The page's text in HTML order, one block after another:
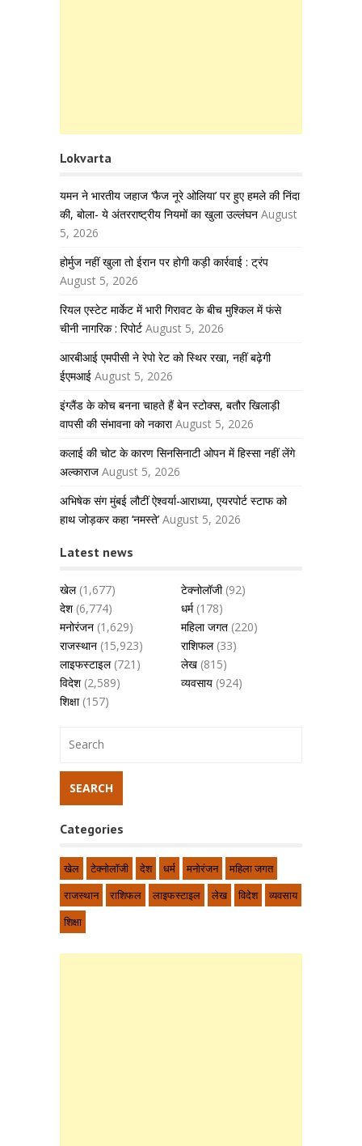
Lokvarta
यमन ने भारतीय जहाज ‘फैज नूरे ओलिया’ पर हुए हमले की निंदा
की, बोला- ये अंतरराष्ट्रीय नियमों का खुला उल्लंघन August
5, 2026
होर्मुज नहीं खुला तो ईरान पर होगी कड़ी कार्रवाई : ट्रंप
August 5, 2026
रियल एस्टेट मार्केट में भारी गिरावट के बीच मुश्किल में फंसे
चीनी नागरिक : रिपोर्ट August 5, 2026
आरबीआई एमपीसी ने रेपो रेट को स्थिर रखा, नहीं बढ़ेगी
ईएमआई August 5, 2026
इंग्लैंड के कोच बनना चाहते हैं बेन स्टोक्स, बतौर खिलाड़ी
वापसी की संभावना को नकारा August 5, 2026
कलाई की चोट के कारण सिनसिनाटी ओपन में हिस्सा नहीं लेंगे
अल्काराज August 5, 2026
अभिषेक संग मुंबई लौटीं ऐश्वर्या-आराध्या, एयरपोर्ट स्टाफ को
हाथ जोड़कर कहा ‘नमस्ते’ August 5, 2026
Latest news
खेल(1,677) टेक्नोलॉजी(92)
देश(6,774) धर्म(178)
मनोरंजन (1,629) महिला जगत (220)
राजस्थान (15,923) राशिफल(33)
लाइफस्टाइल(721) लेख (815)
विदेश(2,589) व्यवसाय (924)
शिक्षा(157)
Categories
खेल टेक्नोलॉजी देश धर्म मनोरंजन
महिला जगत
राजस्थान
राशिफल लाइफस्टाइल लेख विदेश
व्यवसाय
शिक्षा